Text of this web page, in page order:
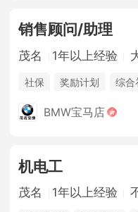
销售顾问/助理
茂名 1年以上经验
社保 奖励计划 综合
法定节假日
BMW宝马店
机电工
茂名 1年以上经验